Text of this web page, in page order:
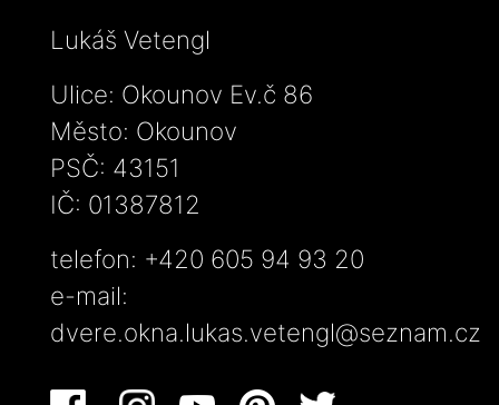
Lukáš Vetengl
Ulice: Okounov Ev.č 86
Město: Okounov
PSČ: 43151
IČ: 01387812
telefon: +420 605 94 93 20
e-mail:
dvere.okna.lukas.vetengl@seznam.cz